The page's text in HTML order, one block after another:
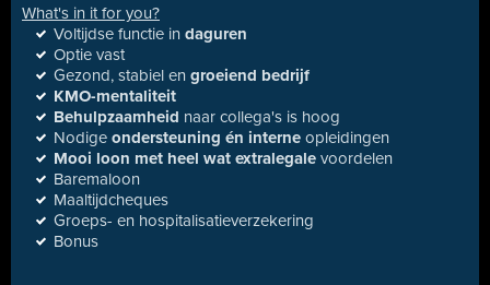
What's in it for you?
Voltijdse functie in daguren
Optie vast
Gezond, stabiel en groeiend bedrijf
KMO-mentaliteit
Behulpzaamheid naar collega's is hoog
Nodige ondersteuning én interne opleidingen
Mooi loon met heel wat extralegale voordelen
Baremaloon
Maaltijdcheques
Groeps- en hospitalisatieverzekering
Bonus